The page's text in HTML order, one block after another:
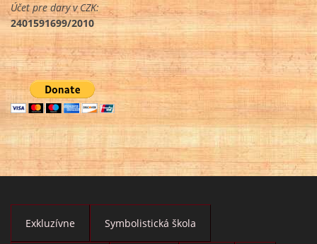
Účet pre dary v CZK:
2401591699/2010
Exkluzívne Symbolistická škola